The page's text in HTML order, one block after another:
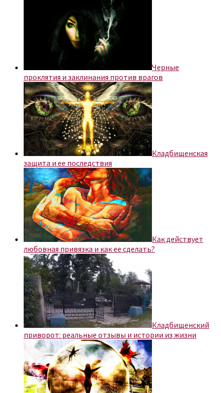
Черные
проклятия и заклинания против врагов
Кладбищенская
защита и ее последствия
Как действует
любовная привязка и как ее сделать?
Кладбищенский
приворот: реальные отзывы и истории из жизни